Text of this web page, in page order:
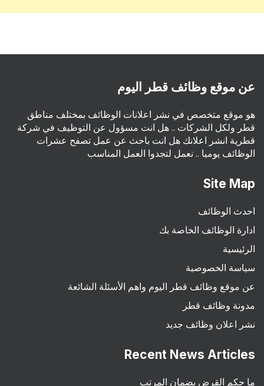
عن موقع وظائف قطر اليوم
هو موقع متخصص في نشر اعلانات الوظائف بمختلف مناطق
قطر ولكل الشركات .. هل انت مسؤول عن التوظيف في شركة
قطرية انشر اعلانك هل انت باحث عن عمل تصفح عشرات
الوظائف يوميا .. نعمل لتجدوا العمل المناسب
Site Map
احدث الوظائف
ادارة الوظائف الخاصة بك
الرئيسية
سياسة الخصوصية
عن موقع وظائف قطر اليوم واهم الأسئلة الشائعة
مدونة وظائف قطر
نشر اعلان وظائف جديد
Recent News Articles
ما حكم القرض بضمان المرتب